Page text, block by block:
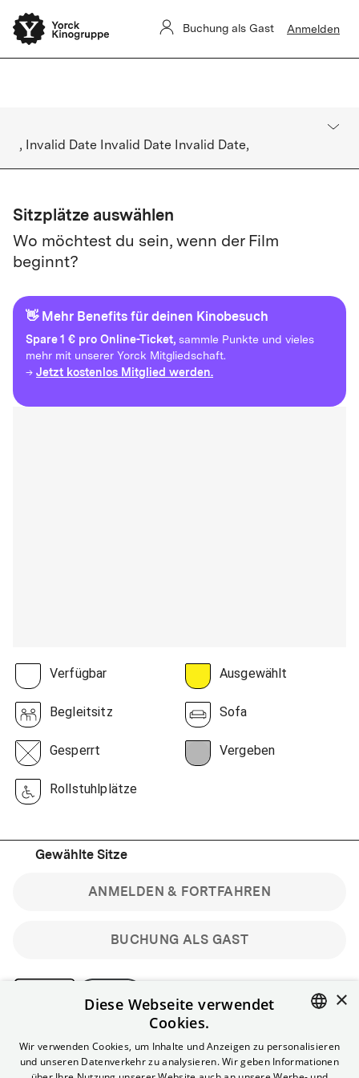
DasSommerkino Kulturforum
keine Restkarten vor Ort.
Buchung als Gast Anmelden
, Invalid Date Invalid Date Invalid Date,
Sitzplätze auswählen
Wo möchtest du sein, wenn der Film
beginnt?
👋 Mehr Benefits für deinen Kinobesuch
Spare1 € pro Online-Ticket, sammle Punkte und vieles
mehr mit unserer Yorck Mitgliedschaft.
→ Jetzt kostenlos Mitglied werden.
Verfügbar Ausgewählt
Begleitsitz Sofa
Gesperrt Vergeben
Rollstuhlplätze
Gewählte Sitze
BUCHUNG ALS GAST
ANMELDEN & FORTFAHREN
Bitte beachte: Gastbuchungen sind nicht stornierbar.
Registriere dich kostenlos für bis zu 90 min vor Filmbeginn
stornierbare Tickets für reguläre Vorstellungen.
ENGLISH
×
Diese Webseite verwendet
Cookies.
Wir verwenden Cookies, um Inhalte und Anzeigen zu personalisieren
und unseren Datenverkehr zu analysieren. Wir geben Informationen